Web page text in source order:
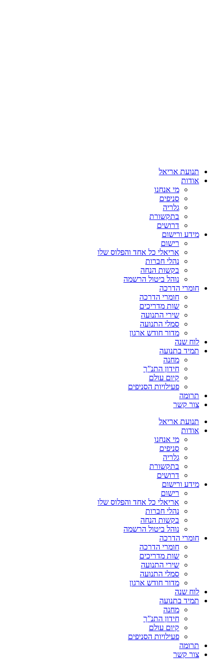
תנועת אריאל
אודות
מי אנחנו
סניפים
גלריה
בתקשורת
דרושים
מידע ורישום
רישום
אריאלי כל אחד והפלוס שלו
נהלי חברות
בקשות הנחה
נוהל ביטול הרשמה
חומרי הדרכה
חומרי הדרכה
שות מדריכים
שירי התנועה
סמלי התנועה
מדור חודש ארגון
לוח שנה
תמיד בתנועה
מחנה
חידון התנ”ך
קיום עולם
פעילויות הסניפים
תרומה
צור קשר
תנועת אריאל
אודות
מי אנחנו
סניפים
גלריה
בתקשורת
דרושים
מידע ורישום
רישום
אריאלי כל אחד והפלוס שלו
נהלי חברות
בקשות הנחה
נוהל ביטול הרשמה
חומרי הדרכה
חומרי הדרכה
שות מדריכים
שירי התנועה
סמלי התנועה
מדור חודש ארגון
לוח שנה
תמיד בתנועה
מחנה
חידון התנ”ך
קיום עולם
פעילויות הסניפים
תרומה
צור קשר